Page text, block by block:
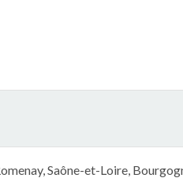
Saône-et-Loire,